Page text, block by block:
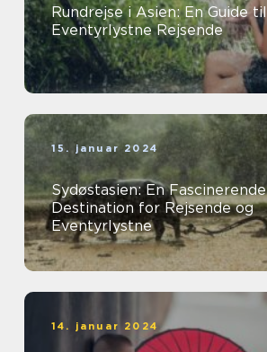
Rundrejse i Asien: En Guide til
Eventyrlystne Rejsende
15. januar 2024
Sydøstasien: En Fascinerende
Destination for Rejsende og
Eventyrlystne
14. januar 2024